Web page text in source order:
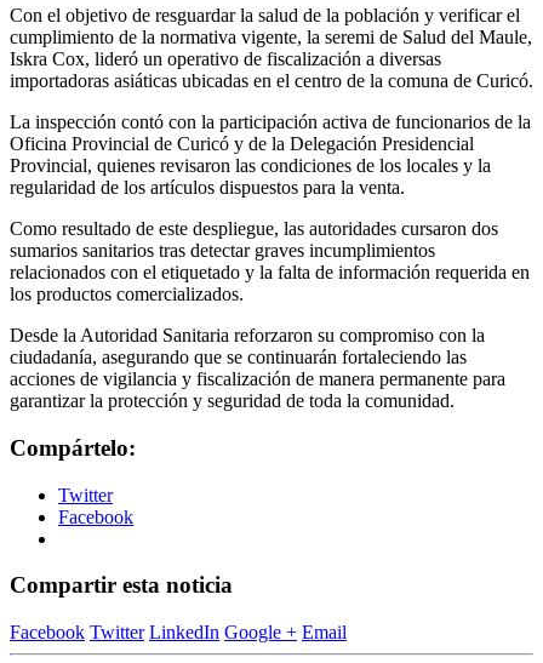
Con el objetivo de resguardar la salud de la población y verificar el
cumplimiento de la normativa vigente, la seremi de Salud del Maule,
Iskra Cox, lideró un operativo de fiscalización a diversas
importadoras asiáticas ubicadas en el centro de la comuna de Curicó.
La inspección contó con la participación activa de funcionarios de la
Oficina Provincial de Curicó y de la Delegación Presidencial
Provincial, quienes revisaron las condiciones de los locales y la
regularidad de los artículos dispuestos para la venta.
Como resultado de este despliegue, las autoridades cursaron dos
sumarios sanitarios tras detectar graves incumplimientos
relacionados con el etiquetado y la falta de información requerida en
los productos comercializados.
Desde la Autoridad Sanitaria reforzaron su compromiso con la
ciudadanía, asegurando que se continuarán fortaleciendo las
acciones de vigilancia y fiscalización de manera permanente para
garantizar la protección y seguridad de toda la comunidad.
Compártelo:
Twitter
Facebook
Compartir esta noticia
Facebook Twitter LinkedIn Google + Email